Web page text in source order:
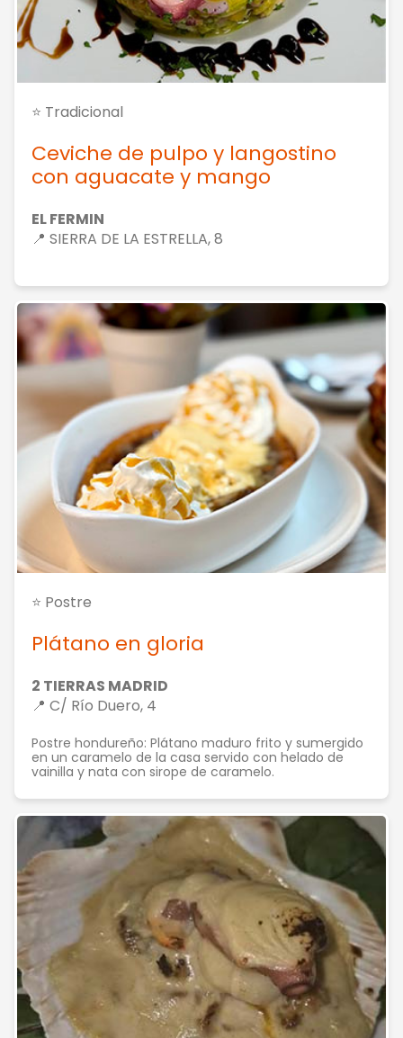
⭐ Tradicional
Ceviche de pulpo y langostino
con aguacate y mango
EL FERMIN
📍 SIERRA DE LA ESTRELLA, 8
⭐ Postre
Plátano en gloria
2 TIERRAS MADRID
📍 C/ Río Duero, 4
Postre hondureño: Plátano maduro frito y sumergido
en un caramelo de la casa servido con helado de
vainilla y nata con sirope de caramelo.